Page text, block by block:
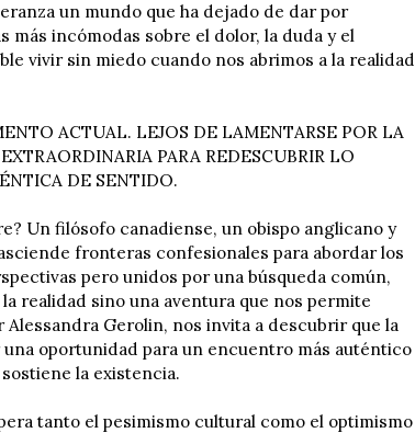
un mundo que ha dejado de dar por
incómodas sobre el dolor, la duda y el
vivir sin miedo cuando nos abrimos a la realidad
ACTUAL. LEJOS DE LAMENTARSE POR LA
PARA REDESCUBRIR LO
DE SENTIDO.
Un filósofo canadiense, un obispo anglicano y
fronteras confesionales para abordar los
pero unidos por una búsqueda común,
realidad sino una aventura que nos permite
Gerolin, nos invita a descubrir que la
oportunidad para un encuentro más auténtico
la existencia.
tanto el pesimismo cultural como el optimismo